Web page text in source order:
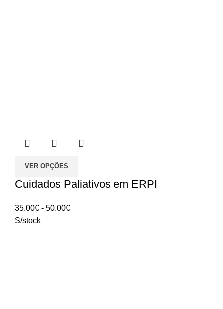
VER OPÇÕES
Cuidados Paliativos em ERPI
35.00€ - 50.00€Intervalo
S/stock